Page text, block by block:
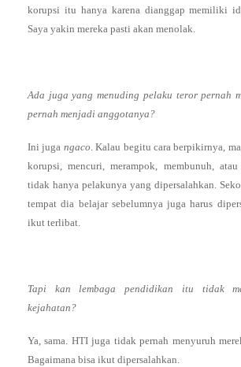
korupsi itu hanya karena dianggap memiliki
Saya yakin mereka pasti akan menolak.
Ada juga yang menuding pelaku teror pernah
pernah menjadi anggotanya?
Ini juga ngaco. Kalau begitu cara berpikirnya,
korupsi, mencuri, merampok, membunuh,
tidak hanya pelakunya yang dipersalahkan.
tempat dia belajar sebelumnya juga harus
ikut terlibat.
Tapi kan lembaga pendidikan itu tidak
kejahatan?
Ya, sama. HTI juga tidak pernah menyuruh
Bagaimana bisa ikut dipersalahkan.